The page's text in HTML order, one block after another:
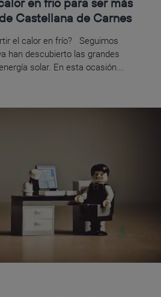
Castellana de Carnes
el calor en frío? Seguimos
han descubierto las grandes
solar. En esta ocasión...